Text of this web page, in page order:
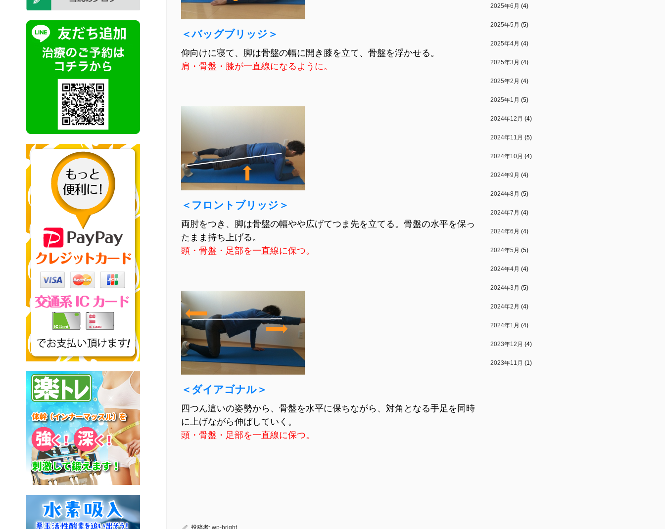
＜バッグブリッジ＞
仰向けに寝て、脚は骨盤の幅に開き膝を立て、骨盤を浮かせる。
肩・骨盤・膝が一直線になるように。
＜フロントブリッジ＞
両肘をつき、脚は骨盤の幅やや広げてつま先を立てる。骨盤の水平を保っ
たまま持ち上げる。
頭・骨盤・足部を一直線に保つ。
＜ダイアゴナル＞
四つん這いの姿勢から、骨盤を水平に保ちながら、対角となる手足を同時
に上げながら伸ばしていく。
頭・骨盤・足部を一直線に保つ。
2025年6月 (4)
2025年5月 (5)
2025年4月 (4)
2025年3月 (4)
2025年2月 (4)
2025年1月 (5)
2024年12月 (4)
2024年11月 (5)
2024年10月 (4)
2024年9月 (4)
2024年8月 (5)
2024年7月 (4)
2024年6月 (4)
2024年5月 (5)
2024年4月 (4)
2024年3月 (5)
2024年2月 (4)
2024年1月 (4)
2023年12月 (4)
2023年11月 (1)